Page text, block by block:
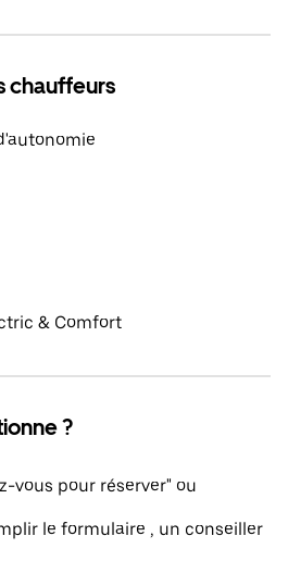
chauffeurs
& Comfort
?
vous pour réserver" ou
le formulaire , un conseiller